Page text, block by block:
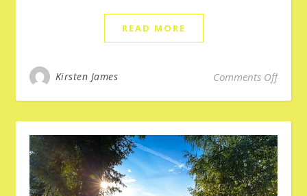
READ MORE
Kirsten James Comments Offon